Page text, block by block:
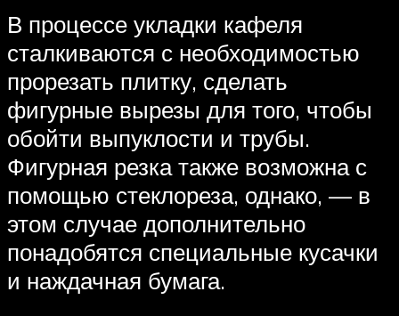
В процессе укладки кафеля
сталкиваются с необходимостью
прорезать плитку, сделать
фигурные вырезы для того, чтобы
обойти выпуклости и трубы.
Фигурная резка также возможна с
помощью стеклореза, однако, — в
этом случае дополнительно
понадобятся специальные кусачки
и наждачная бумага.